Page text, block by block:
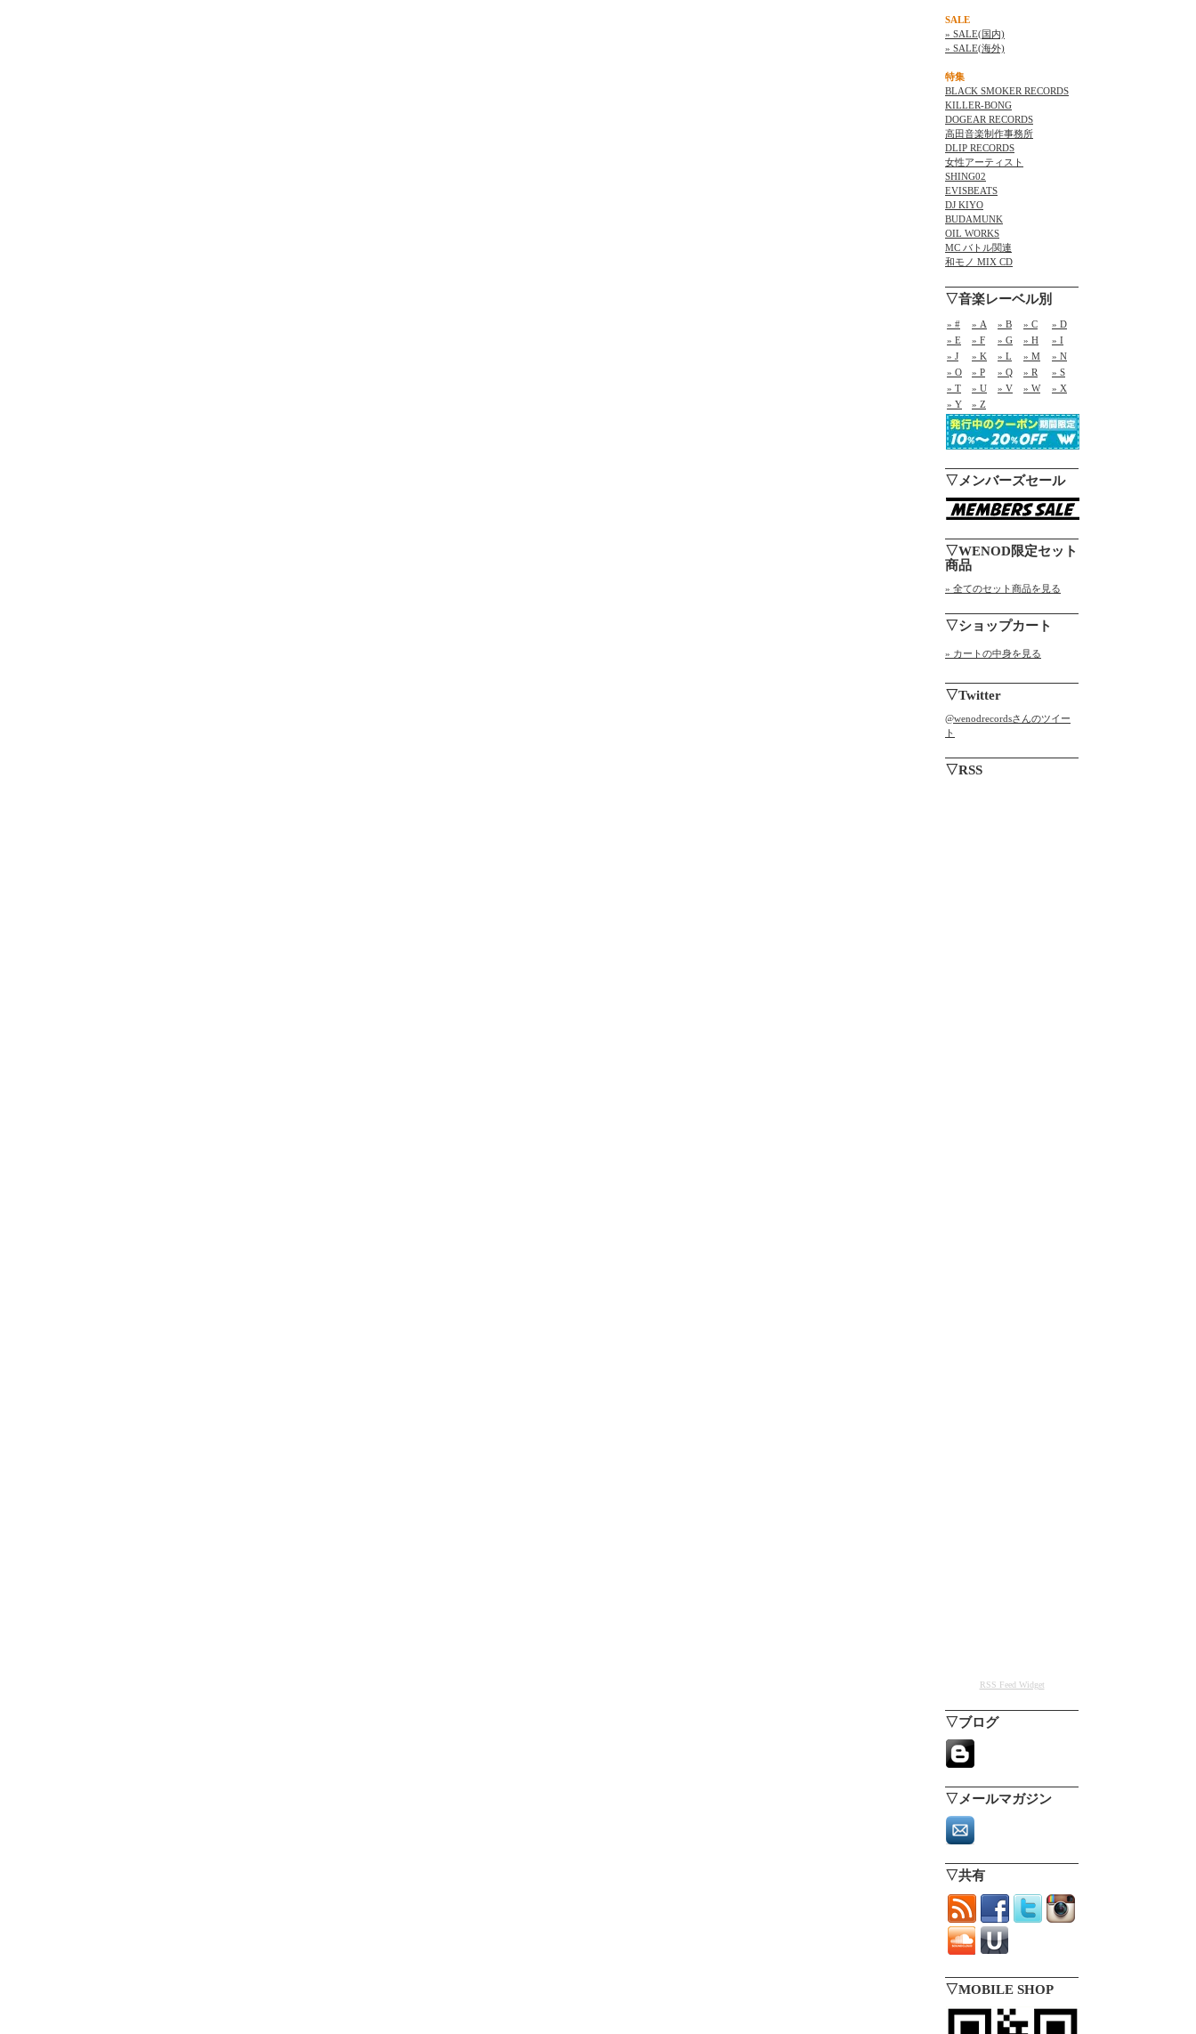
SALE
» SALE(国内)
» SALE(海外)
特集
BLACK SMOKER RECORDS
KILLER-BONG
DOGEAR RECORDS
高田音楽制作事務所
DLIP RECORDS
女性アーティスト
SHING02
EVISBEATS
DJ KIYO
BUDAMUNK
OIL WORKS
MC バトル関連
和モノ MIX CD
▽音楽レーベル別
» # » A » B » C
» D
» E
» F » G » H
» I
» J
» K » L » M
» N
» O
» P » Q » R
» S
» T
» U » V » W
» X
» Y
» Z
▽メンバーズセール
▽WENOD限定セット
商品
» 全てのセット商品を見る
▽ショップカート
» カートの中身を見る
▽Twitter
@wenodrecordsさんのツイー
ト
▽RSS
RSS Feed Widget
▽ブログ
▽メールマガジン
▽共有
▽MOBILE SHOP